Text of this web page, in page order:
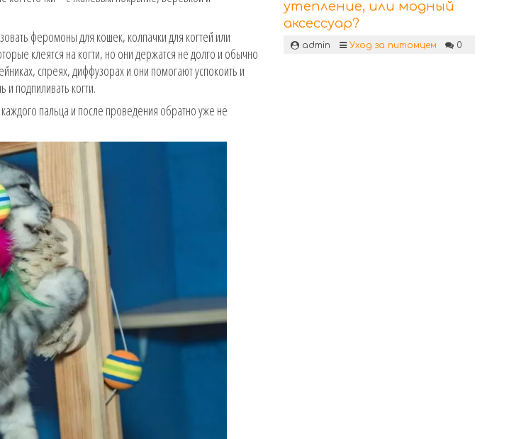
феромоны для кошек, колпачки для когтей или
клеятся на когти, но они держатся не долго и обычно
спреях, диффузорах и они помогают успокоить и
подпиливать когти.
пальца и после проведения обратно уже не
утепление, или модный
аксессуар?
admin Уход за питомцем 0